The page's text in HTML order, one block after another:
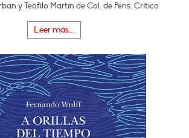
y Teófilo Martín de Col. de Pens. Crítico
Leer más...